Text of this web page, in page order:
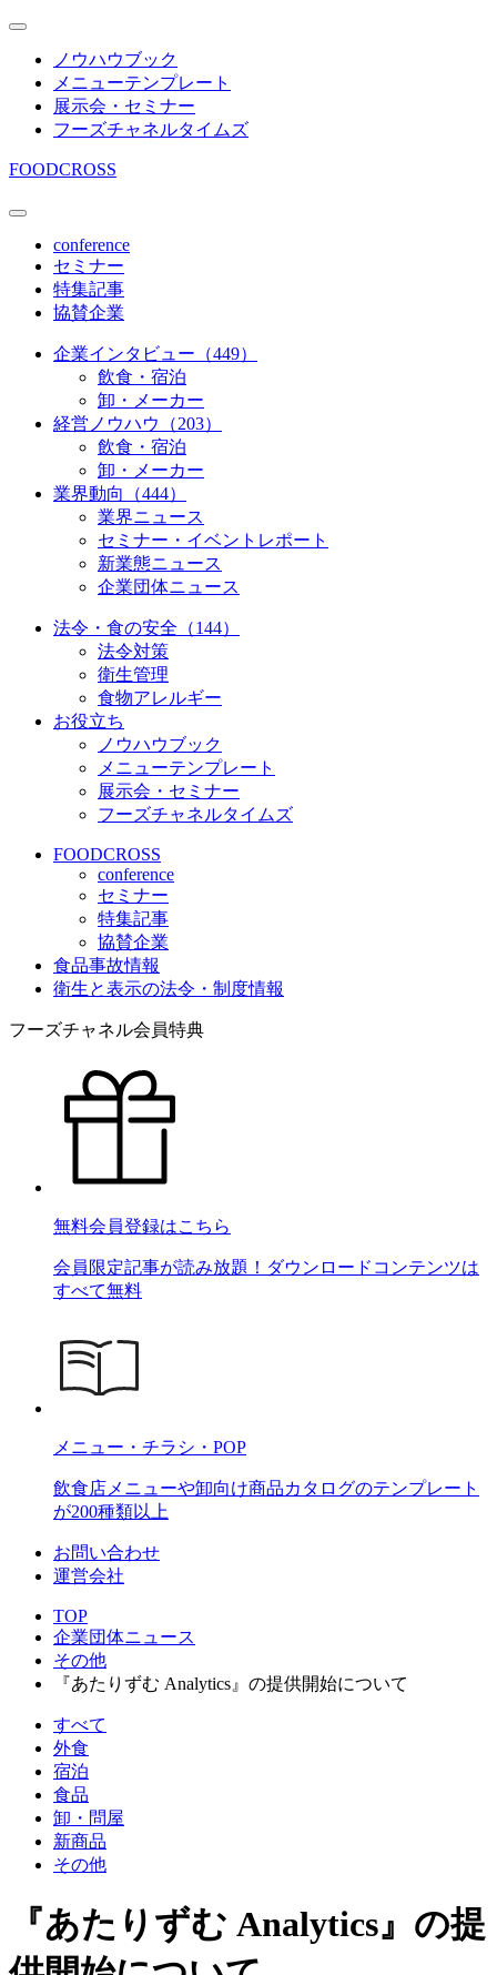
ノウハウブック
メニューテンプレート
展示会・セミナー
フーズチャネルタイムズ
FOODCROSS
conference
セミナー
特集記事
協賛企業
企業インタビュー（449）
飲食・宿泊
卸・メーカー
経営ノウハウ（203）
飲食・宿泊
卸・メーカー
業界動向（444）
業界ニュース
セミナー・イベントレポート
新業態ニュース
企業団体ニュース
法令・食の安全（144）
法令対策
衛生管理
食物アレルギー
お役立ち
ノウハウブック
メニューテンプレート
展示会・セミナー
フーズチャネルタイムズ
FOODCROSS
conference
セミナー
特集記事
協賛企業
食品事故情報
衛生と表示の法令・制度情報
フーズチャネル会員特典
無料会員登録はこちら
会員限定記事が読み放題！ダウンロードコンテンツは
すべて無料
メニュー・チラシ・POP
飲食店メニューや卸向け商品カタログのテンプレート
が200種類以上
お問い合わせ
運営会社
TOP
企業団体ニュース
その他
『あたりずむ Analytics』の提供開始について
すべて
外食
宿泊
食品
卸・問屋
新商品
その他
『あたりずむ Analytics』の提